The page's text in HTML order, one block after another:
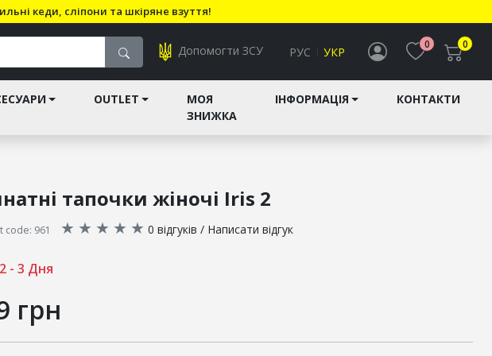
кеди, сліпони та шкіряне взуття!
Допомогти ЗСУ РУС УКР
0 0
OUTLET
МОЯ
ЗНИЖКА
ІНФОРМАЦІЯ КОНТАКТИ
тапочки жіночі Iris 2
code: 961 ★ ★ ★ ★ ★ 0 відгуків / Написати відгук
2 - 3 Дня
грн